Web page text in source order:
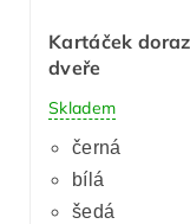
Kartáček
dveře
Skladem
černá
bílá
šedá